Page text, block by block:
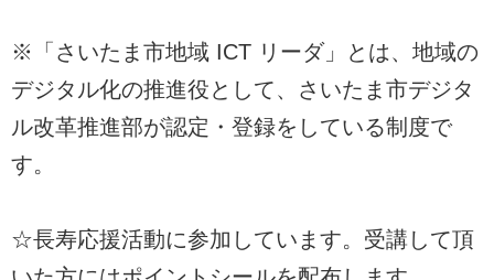
※「さいたま市地域 ICT リーダ」とは、地域の
デジタル化の推進役として、さいたま市デジタ
ル改革推進部が認定・登録をしている制度で
す。
☆長寿応援活動に参加しています。受講して頂